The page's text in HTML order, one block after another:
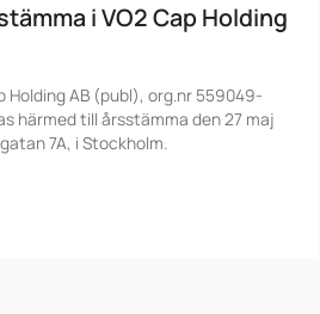
i VO2 Cap Holding
Holding AB (publ), org.nr 559049-
härmed till årsstämma den 27 maj
7A, i Stockholm.